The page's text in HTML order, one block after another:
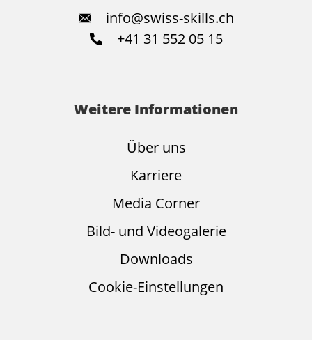
info@swiss-skills.ch
+41 31 552 05 15
Weitere Informationen
Über uns
Karriere
Media Corner
Bild- und Videogalerie
Downloads
Cookie-Einstellungen